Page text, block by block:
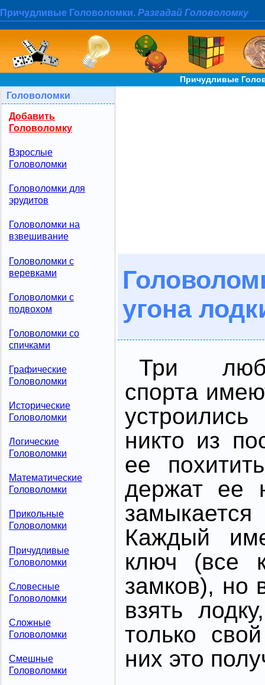
Причудливые Головоломки. Разгадай Головоломку
Причудливые
Головоломки
Добавить
Головоломку
Взрослые
Головоломки
Головоломки для
эрудитов
Головоломки на
взвешивание
Головоломки с
веревками
Головоломки с
подвохом
Головоломки со
спичками
Графические
Головоломки
Исторические
Головоломки
Логические
Головоломки
Математические
Головоломки
Прикольные
Головоломки
Причудливые
Головоломки
Словесные
Головоломки
Сложные
Головоломки
Смешные
Головоломки
угона
Три
спорта
никто из
ее
держат ее
Каждый
ключ (все
замков), но
взять
только
них это